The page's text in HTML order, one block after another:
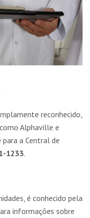
reconhecido,
Alphaville e
para a Central de
1233.
é conhecido pela
informações sobre